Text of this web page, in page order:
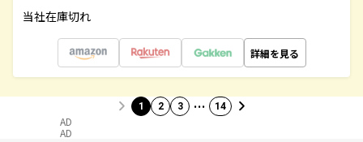
当社在庫切れ
詳細を見る
1 2 3 … 14
AD
AD